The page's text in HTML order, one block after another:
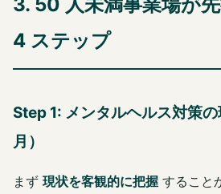
3. 50 人未満事業場が
4 ステップ
Step 1: メンタルヘルス対策
月）
まず 現状を客観的に把握 すること